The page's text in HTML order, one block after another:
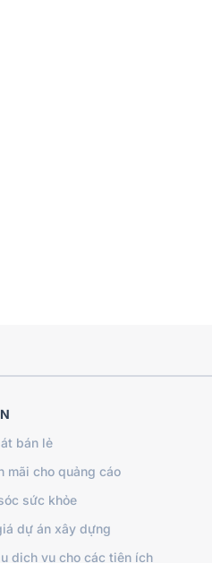
bán lẻ
mãi cho quảng cáo
sức khỏe
dự án xây dựng
dịch vụ cho các tiện ích